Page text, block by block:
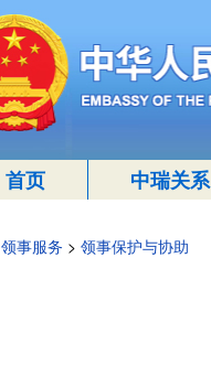
首页 中瑞关系
领事服务 > 领事保护与协助